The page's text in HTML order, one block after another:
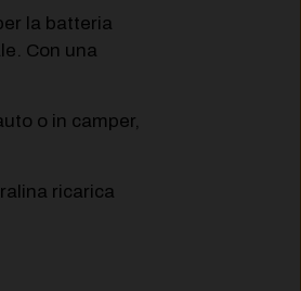
la batteria
Con una
o in camper,
ricarica